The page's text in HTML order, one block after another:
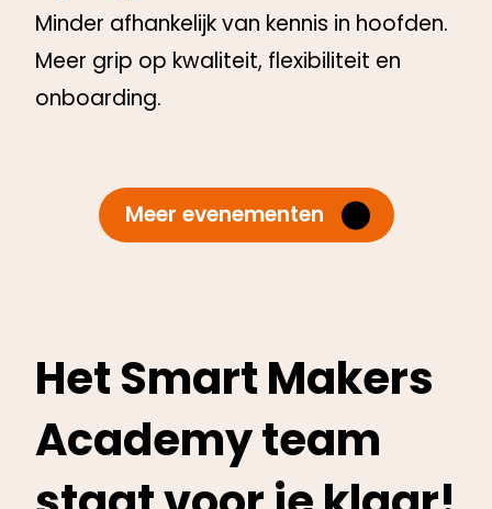
Minder afhankelijk van kennis in hoofden.
Meer grip op kwaliteit, flexibiliteit en
onboarding.
Meer evenementen
Het Smart Makers
Academy team